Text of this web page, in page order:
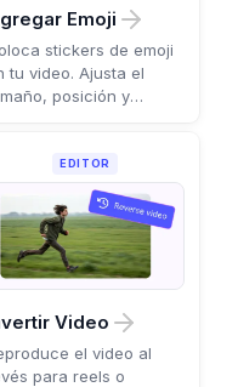
Emoji
stickers de emoji
tu video. Ajusta el
posición y
EDITOR
Video
el video al
para reels o